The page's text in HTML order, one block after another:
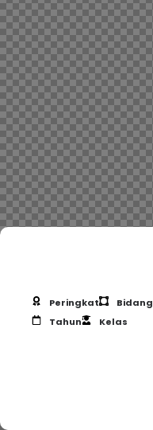
Peringkat
Bidang
Tahun
Kelas